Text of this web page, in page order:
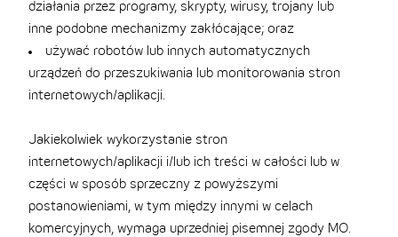
działania przez programy, skrypty, wirusy, trojany lub
inne podobne mechanizmy zakłócające; oraz
używać robotów lub innych automatycznych
urządzeń do przeszukiwania lub monitorowania stron
internetowych/aplikacji.
Jakiekolwiek wykorzystanie stron
internetowych/aplikacji i/lub ich treści w całości lub w
części w sposób sprzeczny z powyższymi
postanowieniami, w tym między innymi w celach
komercyjnych, wymaga uprzedniej pisemnej zgody MO.